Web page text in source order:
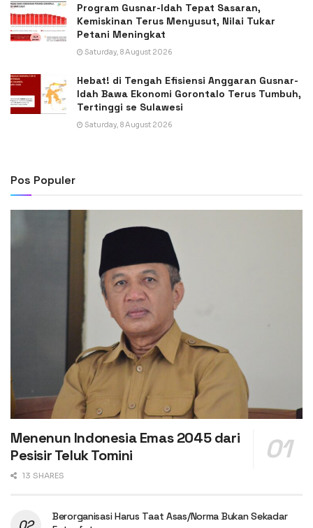
Program Gusnar-Idah Tepat Sasaran,
Kemiskinan Terus Menyusut, Nilai Tukar
Petani Meningkat
Saturday, 8 August 2026
Hebat! di Tengah Efisiensi Anggaran Gusnar-
Idah Bawa Ekonomi Gorontalo Terus Tumbuh,
Tertinggi se Sulawesi
Saturday, 8 August 2026
Pos Populer
Menenun Indonesia Emas 2045 dari
Pesisir Teluk Tomini
13 SHARES
Berorganisasi Harus Taat Asas/Norma Bukan Sekadar